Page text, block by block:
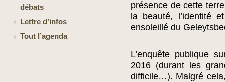
débats
Lettre d’infos
Tout l’agenda
présence de cette
la beauté, l’identité
ensoleillé du
L’enquête publique
2016 (durant les
difficile…). Malgré